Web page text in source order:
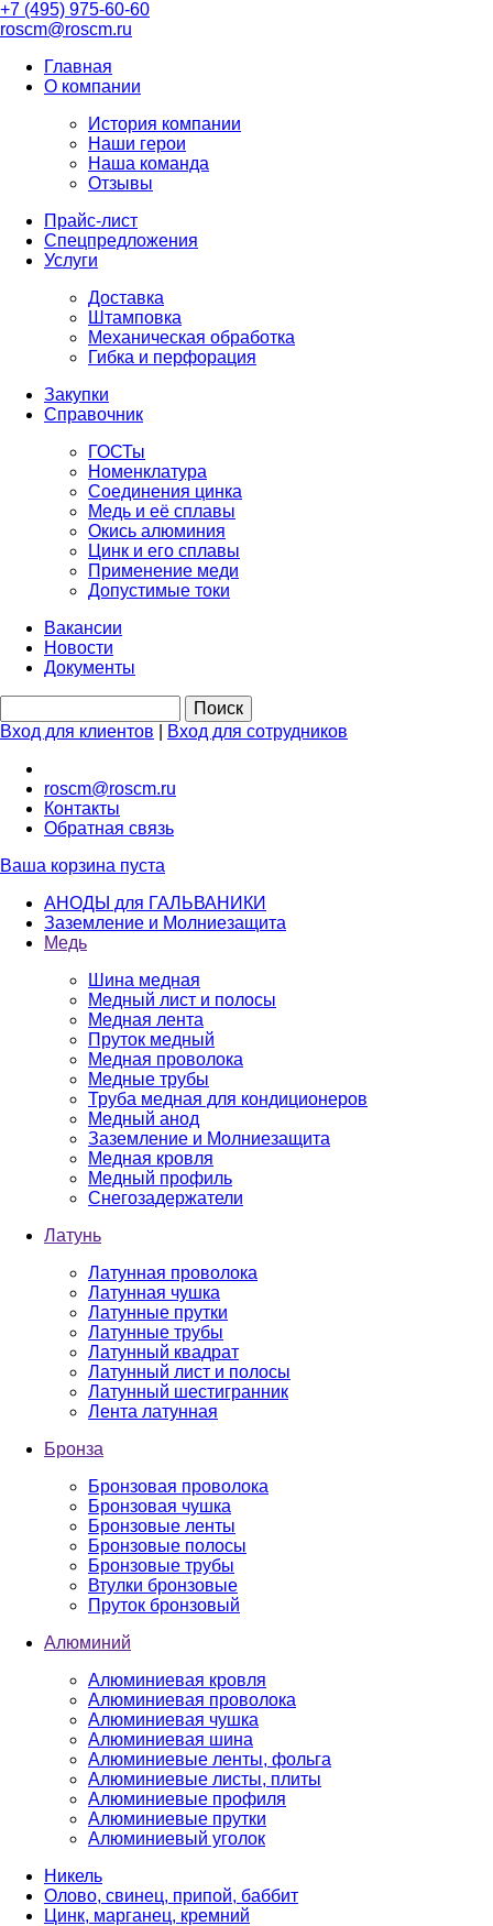
+7 (495) 975-60-60
roscm@roscm.ru
Главная
О компании
История компании
Наши герои
Наша команда
Отзывы
Прайс-лист
Спецпредложения
Услуги
Доставка
Штамповка
Механическая обработка
Гибка и перфорация
Закупки
Справочник
ГОСТы
Номенклатура
Соединения цинка
Медь и её сплавы
Окись алюминия
Цинк и его сплавы
Применение меди
Допустимые токи
Вакансии
Новости
Документы
Вход для клиентов Вход для сотрудников
roscm@roscm.ru
Контакты
Обратная связь
Ваша корзина пуста
АНОДЫ для ГАЛЬВАНИКИ
Заземление и Молниезащита
Медь
Шина медная
Медный лист и полосы
Медная лента
Пруток медный
Медная проволока
Медные трубы
Труба медная для кондиционеров
Медный анод
Заземление и Молниезащита
Медная кровля
Медный профиль
Снегозадержатели
Латунь
Латунная проволока
Латунная чушка
Латунные прутки
Латунные трубы
Латунный квадрат
Латунный лист и полосы
Латунный шестигранник
Лента латунная
Бронза
Бронзовая проволока
Бронзовая чушка
Бронзовые ленты
Бронзовые полосы
Бронзовые трубы
Втулки бронзовые
Пруток бронзовый
Алюминий
Алюминиевая кровля
Алюминиевая проволока
Алюминиевая чушка
Алюминиевая шина
Алюминиевые ленты, фольга
Алюминиевые листы, плиты
Алюминиевые профиля
Алюминиевые прутки
Алюминиевый уголок
Никель
Олово, свинец, припой, баббит
Цинк, марганец, кремний